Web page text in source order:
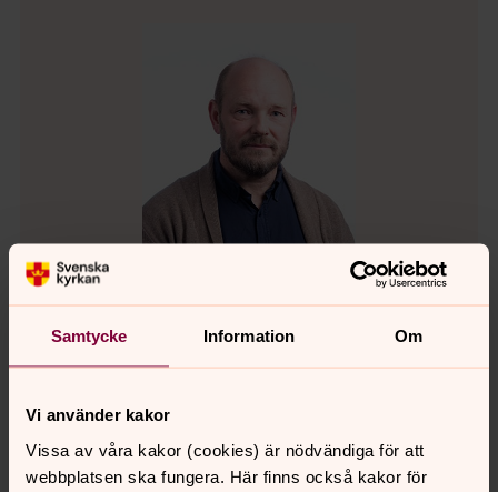
Samtycke Information Om
Vi använder kakor
Vissa av våra kakor (cookies) är nödvändiga för att
webbplatsen ska fungera. Här finns också kakor för
Åke Sällström
E-post:ake.sallstrom@svenskakyrkan.se